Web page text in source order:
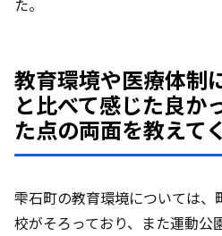
た。
教育環境や医療体制
と比べて感じた良か
た点の両面を教えて
雫石町の教育環境については
校がそろっており、また運動公